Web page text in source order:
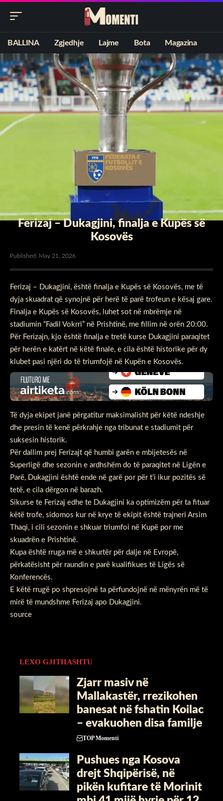
BALLINA Zgjedhje Lajme Bota Magazina
Ferizaj – Dukagjini, finalja e Kupës së
Kosovës
Published: May 21, 2026
Ferizaj – Dukagjini, është finalja e Kupës së Kosovës, me të
dyja skuadrat që synojnë për herë të parë trofeun e kësaj gare.
Finalja e Kupës së Kosovës, luhet sot në mbrëmje në
stadiumin “Fadil Vokrri” në Prishtinë, me fillim në orën 20:00.
Për Ferizajn, kjo është finalja e tretë kurse Dukagjini paraqitet
për herën e katërt në këtë finale, e cila është historike për dy
klubet pasi njëri do të triumfojë në Kupën e Kosovës.
Të dyja ekipet janë përgatitur maksimalisht për këtë ndeshje
dhe presin të kenë përkrahje nga tribunat e stadiumit për
suksesin historik.
Për dallim prej Ferizajt që humbi garën e mbijetesës në
Superligë dhe sezonin e ardhshëm do të paraqitet në Ligën e
Parë, Dukagjini është ende në garë por për t’i ikur pozitës së
tetë, e cila dërgon në barazh.
Sikurse te Ferizaj edhe te Dukagjini ka optimizëm për ta fituar
këtë trofe, sidomos kur në krye të ekipit është trajneri Arsim
Thaqi, i cili sezonin e shkuar triumfoi në Kupë por me
skuadrën e Prishtinë.
Kupa është rruga më e shkurtër për dalje në Evropë,
përkatësisht për raundin e parë kualifikues të Ligës së
Konferencës.
E këtë rrugë po shpresojnë ta përfundojnë në mënyrën më të
mirë të mundshme Ferizaj apo Dukagjini.
source
LEXO GJITHASHTU
Zjarr masiv në
Mallakastër, rrezikohen
banesat në fshatin Koilac
– evakuohen disa familje
TOP Momenti
​Pushues nga Kosova
drejt Shqipërisë, në
pikën kufitare të Morinit